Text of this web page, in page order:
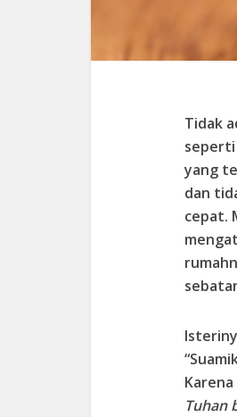
Tidak
seperti
yang
dan
cepat.
Tuhan